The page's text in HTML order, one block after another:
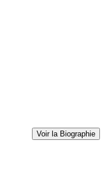
Voir la Biographie